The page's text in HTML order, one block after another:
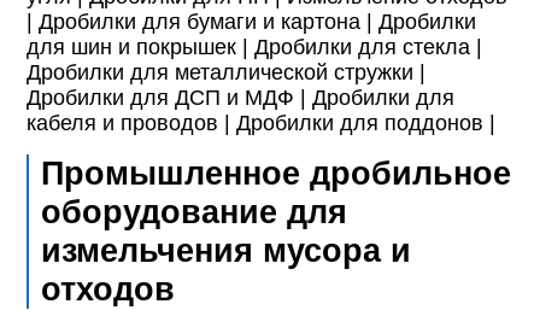
|Дробилки для бумаги и картона |Дробилки
для шин и покрышек |Дробилки для стекла |
Дробилки для металлической стружки |
Дробилки для ДСП и МДФ |Дробилки для
кабеля и проводов |Дробилки для поддонов |
Промышленное дробильное
оборудование для
измельчения мусора и
отходов